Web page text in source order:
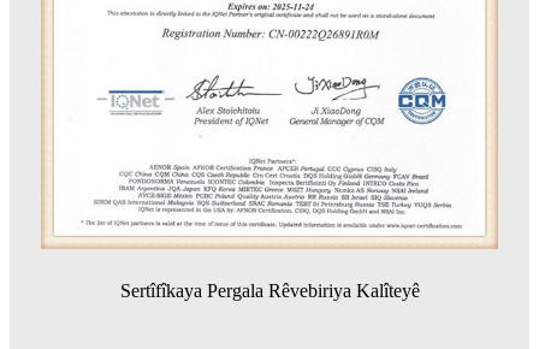
Sertîfîkaya Pergala Rêvebiriya Kalîteyê